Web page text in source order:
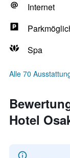
Internet
Spa
Alle 70
Hotel